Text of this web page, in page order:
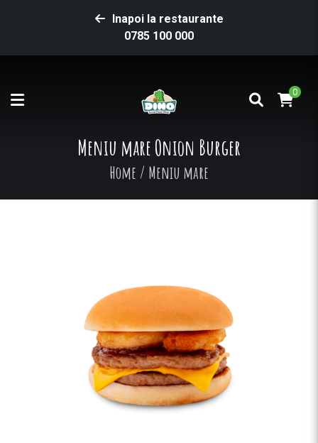
Inapoi la restaurante
0785 100 000
0
Meniu mare Onion Burger
Home / Meniu mare